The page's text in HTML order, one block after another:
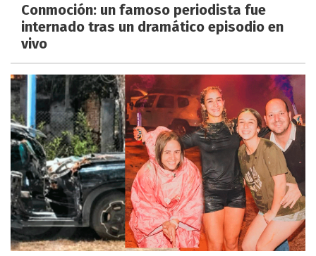
Conmoción: un famoso periodista fue
internado tras un dramático episodio en
vivo